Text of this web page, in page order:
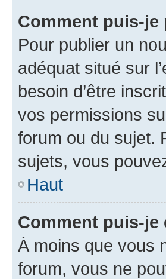
Comment puis-
Pour publier un
adéquat situé sur
besoin d’être
vos permissions
forum ou du sujet.
sujets, vous
Haut
Comment puis-je
À moins que vous
forum, vous ne